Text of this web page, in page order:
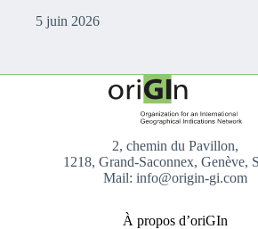
5 juin 2026
2, chemin du Pavillon,
1218, Grand-Saconnex, Genève,
Mail: info@origin-gi.com
À propos d’oriGIn